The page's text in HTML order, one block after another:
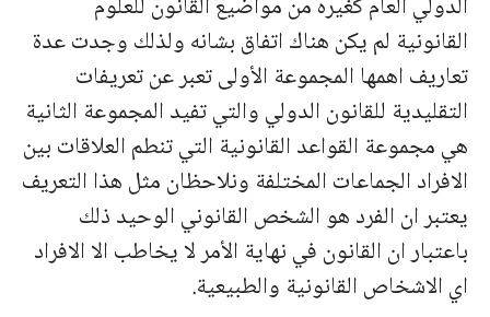
القانونية لم يكن هناك اتفاق بشانه ولذلك وجدت عدة
تعاريف اهمها المجموعة الأولى تعبر عن تعريفات
التقليدية للقانون الدولي والتي تفيد المجموعة الثانية
هي مجموعة القواعد القانونية التي تنطم العلاقات بين
الافراد الجماعات المختلفة ونلاحظان مثل هذا التعريف
يعتبر ان الفرد هو الشخص القانوني الوحيد ذلك
باعتبار ان القانون في نهاية الأمر لا يخاطب الا الافراد
اي الاشخاص القانونية والطبيعية.